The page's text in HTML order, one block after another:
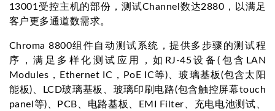
13001受控主机的部份，测试Channel数达2880，以满足
客户更多通道数需求。
Chroma 8800组件自动测试系统，提供多步骤的测试程
序，满足多样化测试应用，如RJ-45设备(包含LAN
Modules，Ethernet IC，PoE IC等)、玻璃基板(包含太阳
能板)、LCD玻璃基板、玻璃印刷电路(包含触控屏幕touch
panel等)、PCB、电路基板、EMI Filter、充电电池测试、